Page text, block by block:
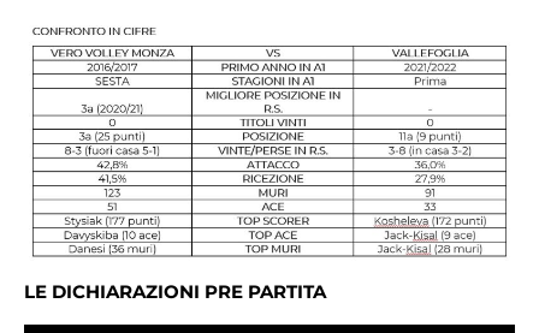
LE DICHIARAZIONI PRE PARTITA